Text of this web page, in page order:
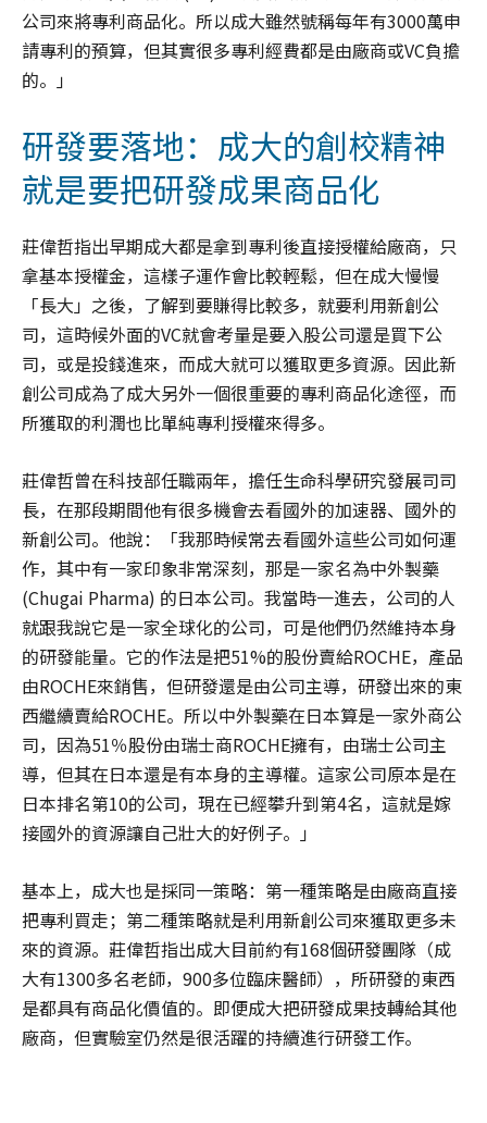
公司來將專利商品化。所以成大雖然號稱每年有3000萬申
請專利的預算，但其實很多專利經費都是由廠商或VC負擔
的。」
研發要落地：成大的創校精神
就是要把研發成果商品化
莊偉哲指出早期成大都是拿到專利後直接授權給廠商，只
拿基本授權金，這樣子運作會比較輕鬆，但在成大慢慢
「長大」之後，了解到要賺得比較多，就要利用新創公
司，這時候外面的VC就會考量是要入股公司還是買下公
司，或是投錢進來，而成大就可以獲取更多資源。因此新
創公司成為了成大另外一個很重要的專利商品化途徑，而
所獲取的利潤也比單純專利授權來得多。
莊偉哲曾在科技部任職兩年，擔任生命科學研究發展司司
長，在那段期間他有很多機會去看國外的加速器、國外的
新創公司。他說：「我那時候常去看國外這些公司如何運
作，其中有一家印象非常深刻，那是一家名為中外製藥
(Chugai Pharma) 的日本公司。我當時一進去，公司的人
就跟我說它是一家全球化的公司，可是他們仍然維持本身
的研發能量。它的作法是把51%的股份賣給ROCHE，產品
由ROCHE來銷售，但研發還是由公司主導，研發出來的東
西繼續賣給ROCHE。所以中外製藥在日本算是一家外商公
司，因為51％股份由瑞士商ROCHE擁有，由瑞士公司主
導，但其在日本還是有本身的主導權。這家公司原本是在
日本排名第10的公司，現在已經攀升到第4名，這就是嫁
接國外的資源讓自己壯大的好例子。」
基本上，成大也是採同一策略：第一種策略是由廠商直接
把專利買走；第二種策略就是利用新創公司來獲取更多未
來的資源。莊偉哲指出成大目前約有168個研發團隊（成
大有1300多名老師，900多位臨床醫師），所研發的東西
是都具有商品化價值的。即便成大把研發成果技轉給其他
廠商，但實驗室仍然是很活躍的持續進行研發工作。